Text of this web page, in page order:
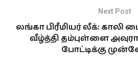
Next Post
லங்கா பிரீமியர் லீக்:
வீழ்த்தி தம்புள்ளை
போட்டிக்கு